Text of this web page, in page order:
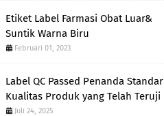
Etiket Label Farmasi Obat Luar&
Suntik Warna Biru
Februari 01, 2023
Label QC Passed Penanda Standar
Kualitas Produk yang Telah Teruji
Juli 24, 2025